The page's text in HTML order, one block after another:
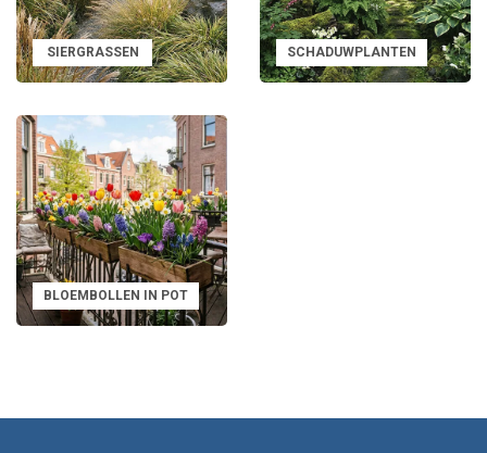
schaduwrijk is, er zijn altijd geschikte vaste planten. Zonminnende
soorten zoals lavendel en salvia doen het goed op warme plekken,
terwijl varens en hosta’s juist ideaal zijn voor schaduwrijke delen van de
planten en een rijke bloei.
Bloeiperiode en hoogte combineren
Een aantrekkelijk tuinbeeld ontstaat door vaste planten te combineren
op basis van bloeiperiode en hoogte. Door vroege, zomer- en
herfstbloeiers te mixen, geniet je maandenlang van kleur. Lage
bodembedekkers zorgen voor een volle ondergrond, terwijl hogere
vaste planten structuur en diepte aanbrengen in borders.
SIERGRASSEN SCHADUWPLANTEN
BLOEMBOLLEN IN POT